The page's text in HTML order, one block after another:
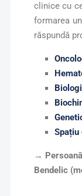
clinice cu
formarea
răspundă
Spațiu
→
Bendelic